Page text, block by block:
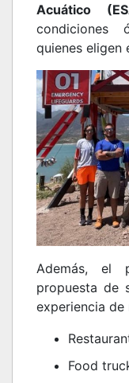
Acuático
condiciones
quienes eligen
Además, el
propuesta de
experiencia
Food